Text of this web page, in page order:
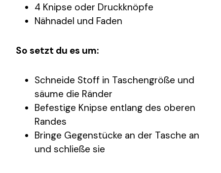
4 Knipse oder Druckknöpfe
Nähnadel und Faden
So setzt du es um:
Schneide Stoff in Taschengröße und
säume die Ränder
Befestige Knipse entlang des oberen
Randes
Bringe Gegenstücke an der Tasche an
und schließe sie